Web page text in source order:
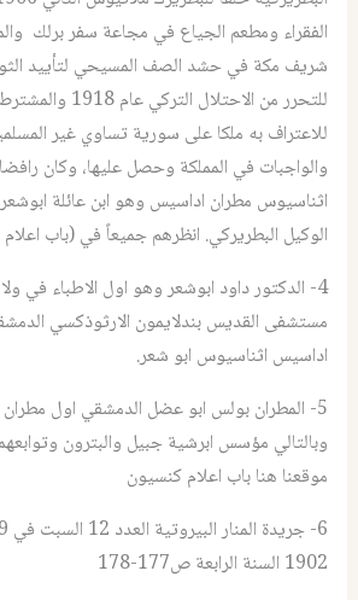
الفقراء ومطعم الجياع في مجاعة سفر برلك
شريف مكة في حشد الصف المسيحي لتأييد
للتحرر من الاحتلال
للاعتراف به ملكا على سورية تساوي غير
والواجبات في المملكة وحصل عليها، وكان
اثناسيوس مطران اداسيس وهو ابن عائلة
الوكيل البطريركي. انظرهم جميعاً في (باب
4- الدكتور داود ابوشعر وهو اول الاطباء في
مستشفى القديس بندلايمون الارثوذكسي
اداسيس اثناسيوس ابو شعر.
وبالتالي مؤسس ابرشية جبيل والبترون
موقعنا هنا باب اعلام كنسيون
1902 السنة الرابعة ص177-178